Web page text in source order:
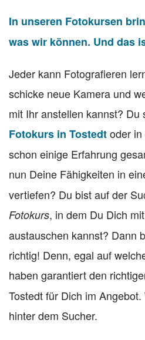
In unseren Fotokursen
was wir können. Und das
Jeder kann Fotografieren
schicke neue Kamera und
mit Ihr anstellen kannst? Du
Fotokurs in Tostedtoder
schon einige Erfahrung
nun Deine Fähigkeiten in
vertiefen? Du bist auf der
Fotokurs, in dem Du Dich
austauschen kannst? Dann
richtig! Denn, egal auf
haben garantiert den
Tostedt für Dich im
hinter dem Sucher.